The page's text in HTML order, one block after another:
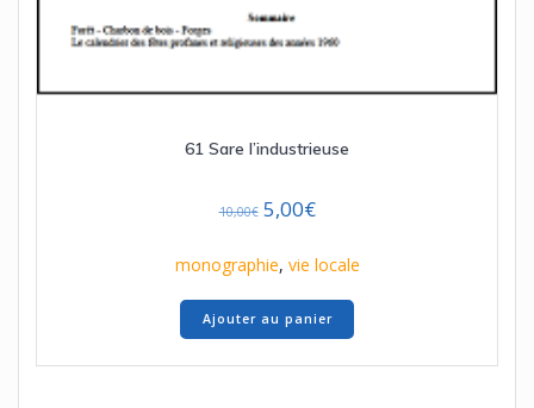
61 Sare l’industrieuse
10,00€ Le
initial
était :
10,00€.
5,00€Le
actuel
5,00€.
monographie, vie locale
Ajouter au panier